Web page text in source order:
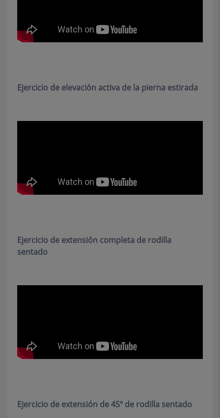
Ejercicio de elevación activa de la pierna estirada
Ejercicio de extensión completa de rodilla
sentado
Ejercicio de extensión de 45º de rodilla sentado